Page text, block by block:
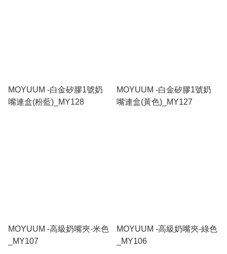
MOYUUM -白金矽膠1號奶
嘴連盒(粉藍)_MY128
MOYUUM -白金矽膠1號奶
嘴連盒(黃色)_MY127
MOYUUM -高級奶嘴夾-米色
_MY107
MOYUUM -高級奶嘴夾-綠色
_MY106